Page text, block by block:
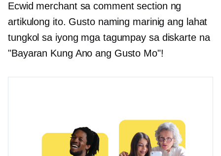
Ecwid merchant sa comment section ng
artikulong ito. Gusto naming marinig ang lahat
tungkol sa iyong mga tagumpay sa diskarte na
"Bayaran Kung Ano ang Gusto Mo"!